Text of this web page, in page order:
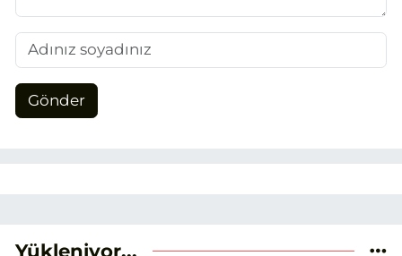
Gönder
Yükleniyor...